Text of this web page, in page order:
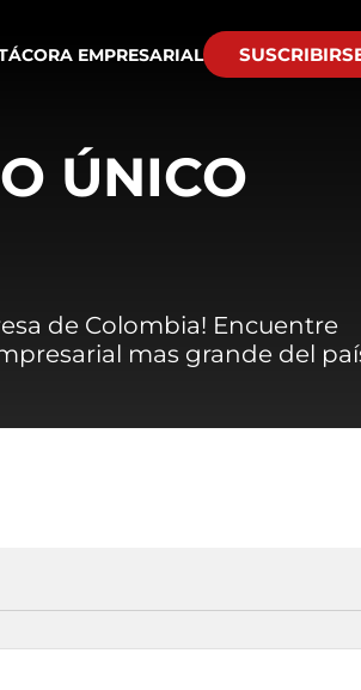
EMPRESARIAL
ÚNICO
de Colombia! Encuentre
mas grande del